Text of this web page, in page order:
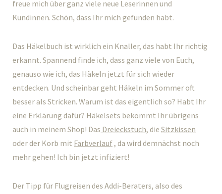
freue mich über ganz viele neue Leserinnen und
Kundinnen. Schön, dass Ihr mich gefunden habt.
Das Häkelbuch ist wirklich ein Knaller, das habt Ihr richtig
erkannt. Spannend finde ich, dass ganz viele von Euch,
genauso wie ich, das Häkeln jetzt für sich wieder
entdecken. Und scheinbar geht Häkeln im Sommer oft
besser als Stricken. Warum ist das eigentlich so? Habt Ihr
eine Erklärung dafür? Häkelsets bekommt Ihr übrigens
auch in meinem Shop! Das Dreieckstuch, die Sitzkissen
oder der Korb mit Farbverlauf, da wird demnächst noch
mehr gehen! Ich bin jetzt infiziert!
Der Tipp für Flugreisen des Addi-Beraters, also des